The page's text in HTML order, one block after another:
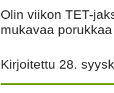
Olin viikon TET-
mukavaa
Kirjoitettu 28.